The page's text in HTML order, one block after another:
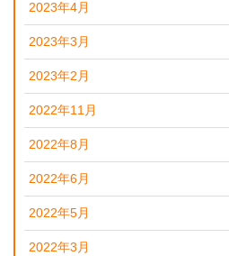
2023年4月
2023年3月
2023年2月
2022年11月
2022年8月
2022年6月
2022年5月
2022年3月